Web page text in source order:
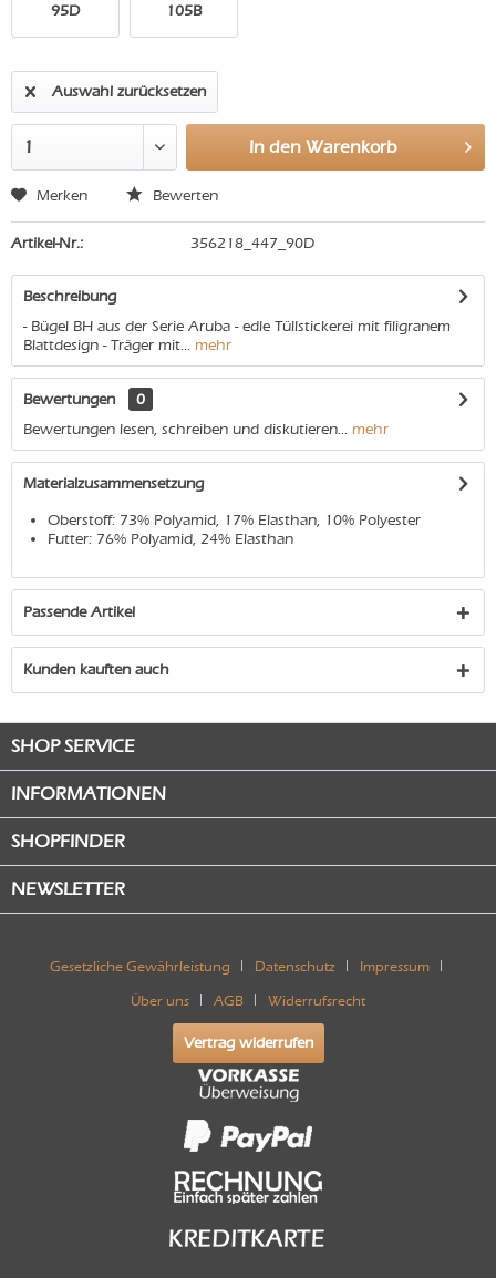
95D 105B
Auswahl zurücksetzen
In den Warenkorb
Merken Bewerten
Artikel-Nr.: 356218_447_90D
Beschreibung
- Bügel BH aus der Serie Aruba - edle Tüllstickerei mit filigranem
Blattdesign - Träger mit... mehr
Bewertungen
0
Bewertungen lesen, schreiben und diskutieren... mehr
Materialzusammensetzung
Oberstoff: 73% Polyamid, 17% Elasthan, 10% Polyester
Futter: 76% Polyamid, 24% Elasthan
Passende Artikel
Kunden kauften auch
SHOP SERVICE
INFORMATIONEN
SHOPFINDER
NEWSLETTER
Gesetzliche Gewährleistung Datenschutz Impressum
Über uns AGB Widerrufsrecht
Vertrag widerrufen